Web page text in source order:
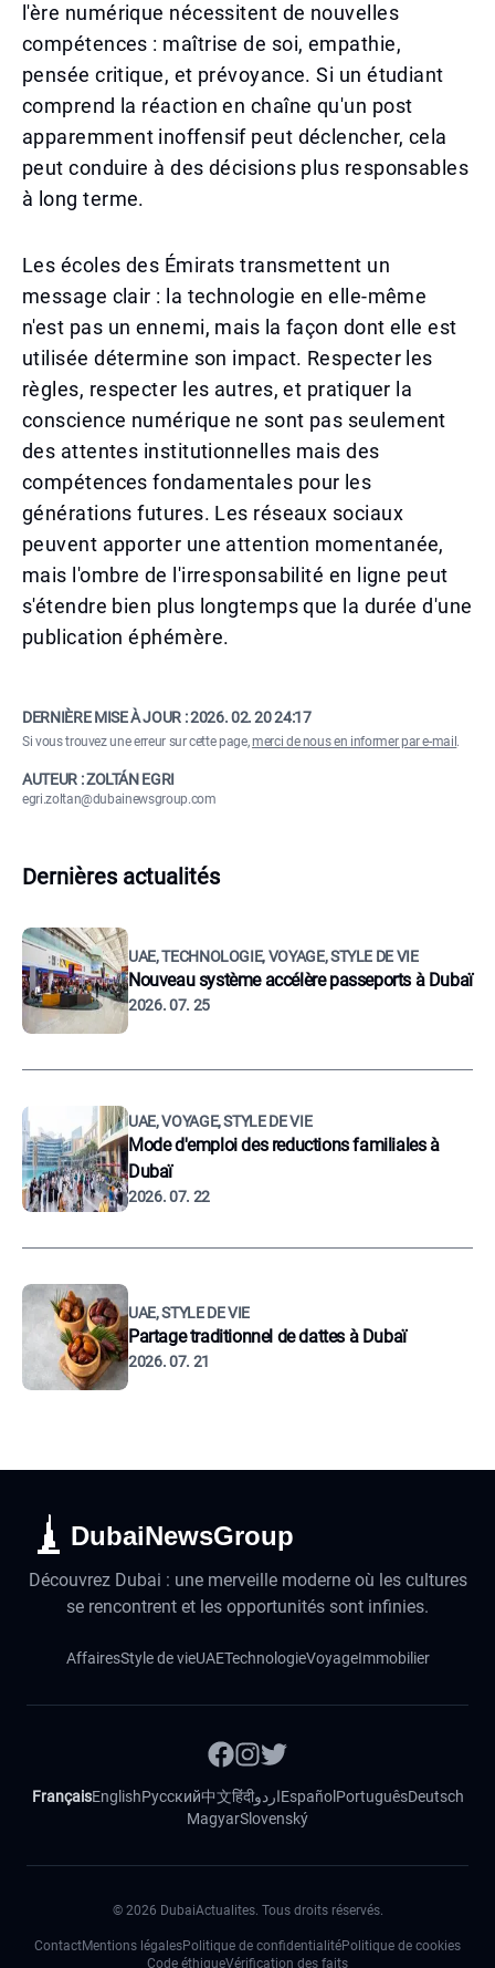
l'ère numérique nécessitent de nouvelles
compétences : maîtrise de soi, empathie,
pensée critique, et prévoyance. Si un étudiant
comprend la réaction en chaîne qu'un post
apparemment inoffensif peut déclencher, cela
peut conduire à des décisions plus responsables
à long terme.
Les écoles des Émirats transmettent un
message clair : la technologie en elle-même
n'est pas un ennemi, mais la façon dont elle est
utilisée détermine son impact. Respecter les
règles, respecter les autres, et pratiquer la
conscience numérique ne sont pas seulement
des attentes institutionnelles mais des
compétences fondamentales pour les
générations futures. Les réseaux sociaux
peuvent apporter une attention momentanée,
mais l'ombre de l'irresponsabilité en ligne peut
s'étendre bien plus longtemps que la durée d'une
publication éphémère.
DERNIÈRE MISE À JOUR :2026. 02. 20 24:17
Si vous trouvez une erreur sur cette page,merci de nous en informer par e-mail .
AUTEUR : ZOLTÁN EGRI
egri.zoltan@dubainewsgroup.com
Dernières actualités
UAE, TECHNOLOGIE, VOYAGE, STYLE DE VIE
Nouveau système accélère passeports à Dubaï
2026. 07. 25
UAE, VOYAGE, STYLE DE VIE
Mode d'emploi des reductions familiales à
Dubaï
2026. 07. 22
UAE, STYLE DE VIE
Partage traditionnel de dattes à Dubaï
2026. 07. 21
DubaiNewsGroup
Découvrez Dubai : une merveille moderne où les cultures
se rencontrent et les opportunités sont infinies.
AffairesStyle de vieUAETechnologieVoyageImmobilier
FrançaisEnglishРусский中文हिंदीاردوEspañol PortuguêsDeutsch
MagyarSlovenský
© 2026 DubaiActualites. Tous droits réservés.
ContactMentions légalesPolitique de confidentialitéPolitique de cookies
Code éthiqueVérification des faits